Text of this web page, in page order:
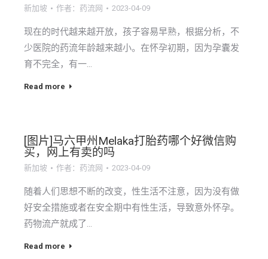
新加坡 作者： 药流网 2023-04-09
现在的时代越来越开放，孩子容易早熟，根据分析，不
少医院的药流年龄越来越小。在怀孕初期，因为孕囊发
育不完全，有一…
Read more
[图片]马六甲州Melaka打胎药哪个好微信购
买，网上有卖的吗
新加坡 作者： 药流网 2023-04-09
随着人们思想不断的改变，性生活不注意，因为没有做
好安全措施或者在安全期中有性生活，导致意外怀孕。
药物流产就成了…
Read more